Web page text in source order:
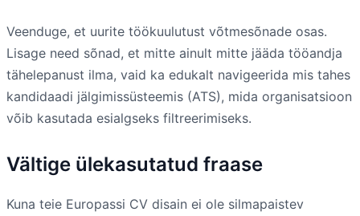
Veenduge, et uurite töökuulutust võtmesõnade osas.
Lisage need sõnad, et mitte ainult mitte jääda tööandja
tähelepanust ilma, vaid ka edukalt navigeerida mis tahes
kandidaadi jälgimissüsteemis (ATS), mida organisatsioon
võib kasutada esialgseks filtreerimiseks.
Vältige ülekasutatud fraase
Kuna teie Europassi CV disain ei ole silmapaistev